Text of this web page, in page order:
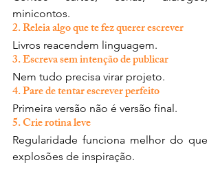
minicontos.
2. Releia algo que te fez querer escrever
Livros reacendem linguagem.
3. Escreva sem intenção de publicar
Nem tudo precisa virar projeto.
4. Pare de tentar escrever perfeito
Primeira versão não é versão final.
5. Crie rotina leve
Regularidade funciona melhor do que
explosões de inspiração.